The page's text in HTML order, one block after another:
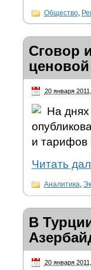
Общество,
Сговор
20 января
На
и тарифов
Читать
Аналитика,
В
20 января